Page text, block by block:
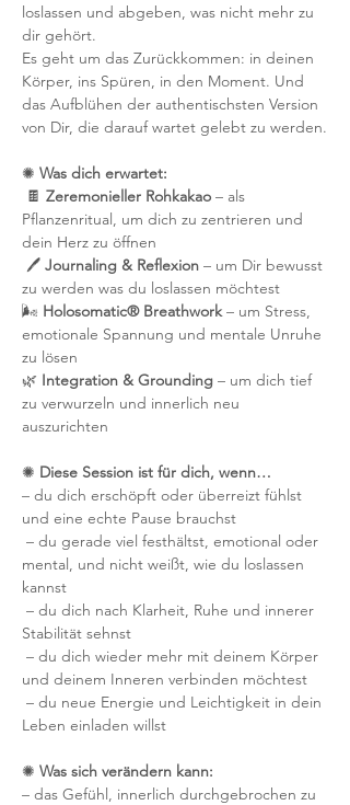
loslassen und abgeben, was nicht mehr zu
dir gehört.
Es geht um das Zurückkommen: in deinen
Körper, ins Spüren, in den Moment. Und
das Aufblühen der authentischsten Version
von Dir, die darauf wartet gelebt zu werden.
✺ Was dich erwartet:
🍫 Zeremonieller Rohkakao – als
Pflanzenritual, um dich zu zentrieren und
dein Herz zu öffnen
🖊 Journaling & Reflexion – um Dir bewusst
zu werden was du loslassen möchtest
🌬 Holosomatic® Breathwork – um Stress,
emotionale Spannung und mentale Unruhe
zu lösen
🌿 Integration & Grounding – um dich tief
zu verwurzeln und innerlich neu
auszurichten
✺ Diese Session ist für dich, wenn…
– du dich erschöpft oder überreizt fühlst
und eine echte Pause brauchst
mental, und nicht weißt, wie du loslassen
kannst
Stabilität sehnst
und deinem Inneren verbinden möchtest
Leben einladen willst
✺ Was sich verändern kann:
– das Gefühl, innerlich durchgebrochen zu